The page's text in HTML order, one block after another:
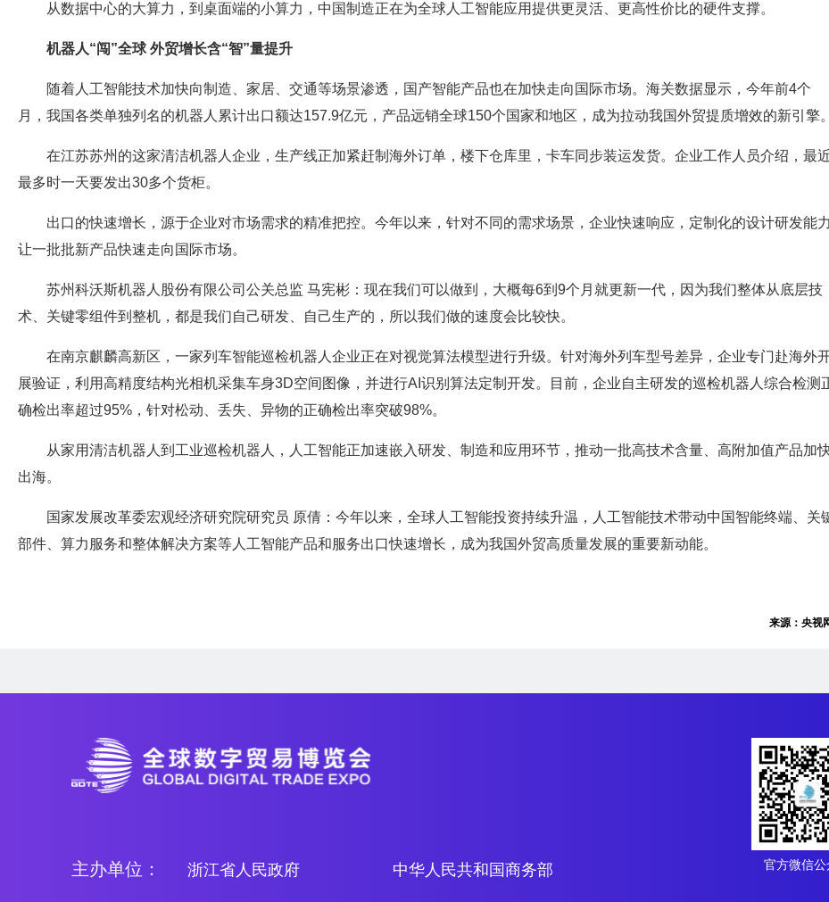
从数据中心的大算力，到桌面端的小算力，中国制造正在为全球人工智能应用提供更灵活、更高性价比的硬件支撑。
机器人“闯”全球 外贸增长含“智”量提升
随着人工智能技术加快向制造、家居、交通等场景渗透，国产智能产品也在加快走向国际市场。海关数据显示，今年前4个
月，我国各类单独列名的机器人累计出口额达157.9亿元，产品远销全球150个国家和地区，成为拉动我国外贸提质增效的新引擎。
在江苏苏州的这家清洁机器人企业，生产线正加紧赶制海外订单，楼下仓库里，卡车同步装运发货。企业工作人员介绍，最
最多时一天要发出30多个货柜。
出口的快速增长，源于企业对市场需求的精准把控。今年以来，针对不同的需求场景，企业快速响应，定制化的设计研发能力
让一批批新产品快速走向国际市场。
苏州科沃斯机器人股份有限公司公关总监 马宪彬：现在我们可以做到，大概每6到9个月就更新一代，因为我们整体从底层技
术、关键零组件到整机，都是我们自己研发、自己生产的，所以我们做的速度会比较快。
在南京麒麟高新区，一家列车智能巡检机器人企业正在对视觉算法模型进行升级。针对海外列车型号差异，企业专门赴海外
展验证，利用高精度结构光相机采集车身3D空间图像，并进行AI识别算法定制开发。目前，企业自主研发的巡检机器人综合检测
确检出率超过95%，针对松动、丢失、异物的正确检出率突破98%。
从家用清洁机器人到工业巡检机器人，人工智能正加速嵌入研发、制造和应用环节，推动一批高技术含量、高附加值产品加
出海。
国家发展改革委宏观经济研究院研究员 原倩：今年以来，全球人工智能投资持续升温，人工智能技术带动中国智能终端、关
部件、算力服务和整体解决方案等人工智能产品和服务出口快速增长，成为我国外贸高质量发展的重要新动能。
来源：央视
官方微信公
主办单位： 浙江省人民政府 中华人民共和国商务部